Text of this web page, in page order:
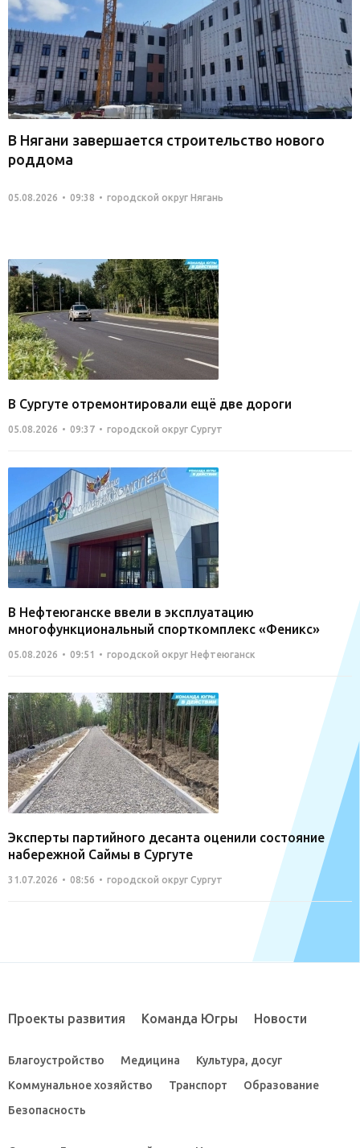
В Нягани завершается строительство нового
роддома
05.08.2026 09:38 городской округ Нягань
В Сургуте отремонтировали ещё две дороги
05.08.2026 09:37 городской округ Сургут
В Нефтеюганске ввели в эксплуатацию
многофункциональный спорткомплекс «Феникс»
05.08.2026 09:51 городской округ Нефтеюганск
Эксперты партийного десанта оценили состояние
набережной Саймы в Сургуте
31.07.2026 08:56 городской округ Сургут
Проекты развития Команда Югры Новости
Благоустройство Медицина
Культура, досуг
Коммунальное хозяйство
Транспорт
Образование
Безопасность